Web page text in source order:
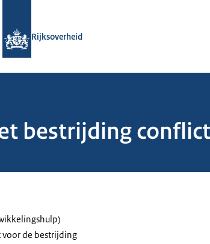
Rijksoverheid
bestrijding
voor de bestrijding